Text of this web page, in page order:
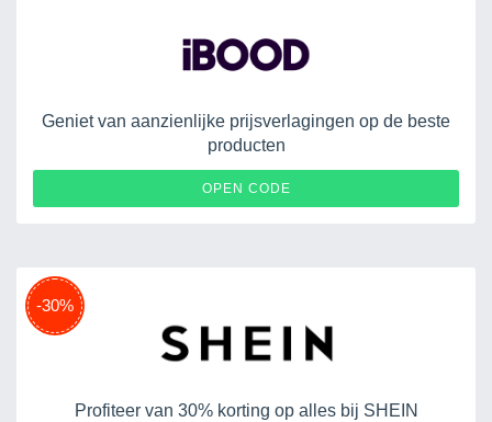
Geniet van aanzienlijke prijsverlagingen op de beste
producten
OPEN CODE
-30%
Profiteer van 30% korting op alles bij SHEIN